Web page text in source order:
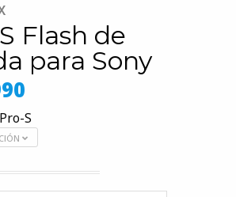
Flash de
para Sony
S